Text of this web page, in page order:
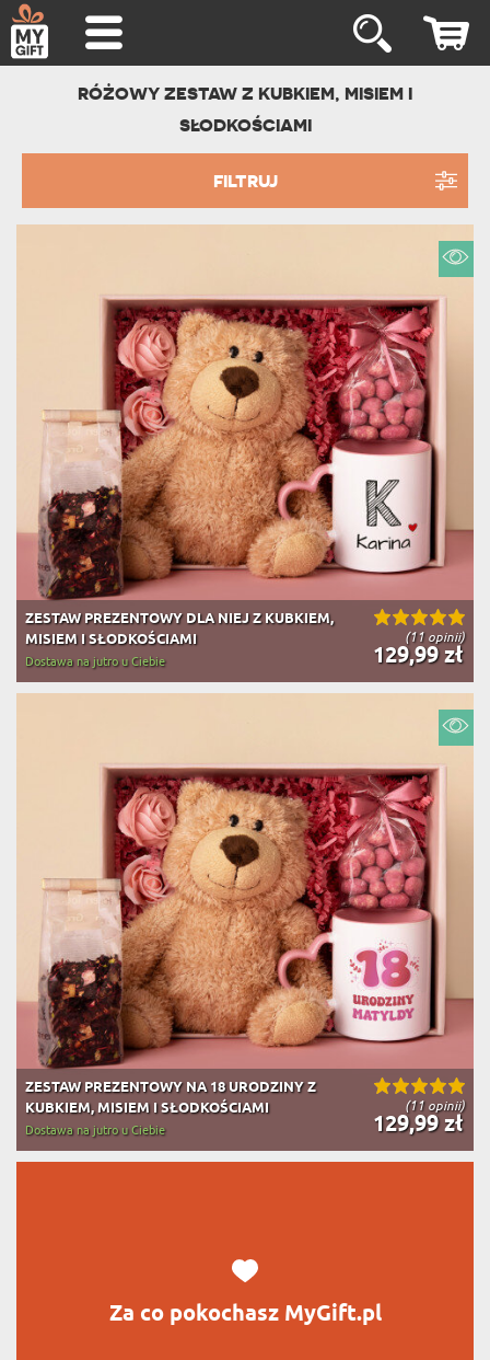
RÓŻOWY ZESTAW Z KUBKIEM, MISIEM I
SŁODKOŚCIAMI
FILTRUJ
(11 opinii)
ZESTAW PREZENTOWY DLA NIEJ Z KUBKIEM,
MISIEM I SŁODKOŚCIAMI
129,99 zł
Dostawa na jutro u Ciebie
(11 opinii)
ZESTAW PREZENTOWY NA 18 URODZINY Z
KUBKIEM, MISIEM I SŁODKOŚCIAMI
129,99 zł
Dostawa na jutro u Ciebie
Za co pokochasz MyGift.pl